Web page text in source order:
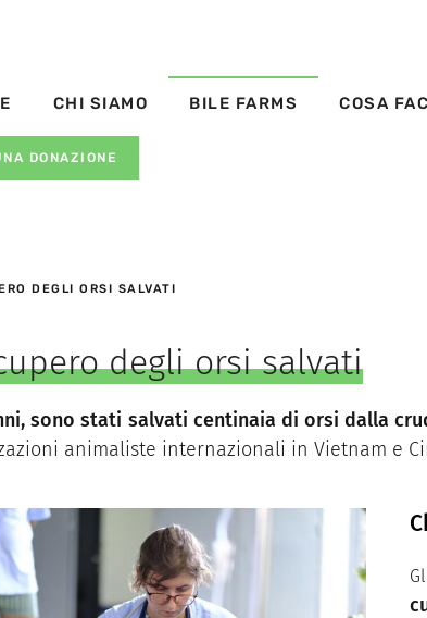
CHI SIAMO BILE FARMS COSA
DONAZIONE
DEGLI ORSI SALVATI
degli orsi salvati
sono stati salvati centinaia di orsi dalla
animaliste internazionali in Vietnam e